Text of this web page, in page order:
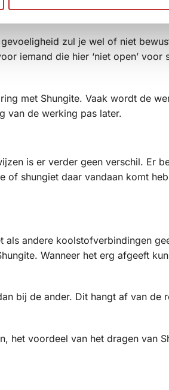
zul je wel of niet
iemand die hier ‘niet open’ voor
met Shungite. Vaak wordt de
van de werking pas later.
is er verder geen verschil. Er
of shungiet daar vandaan komt
andere koolstofverbindingen
Wanneer het erg afgeeft
bij de ander. Dit hangt af van de
het voordeel van het dragen van